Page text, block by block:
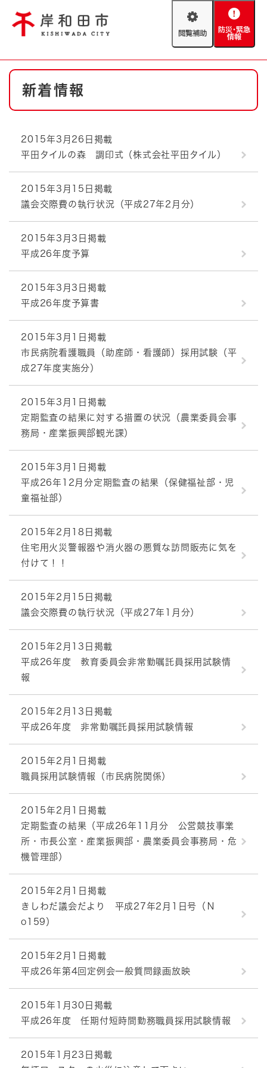
閲
助
防
緊
やさしい日本語
文字サイズ 標準 拡大
背景色変更 白 黒 青
防災・緊急情報
ハザードマップ AED設置箇所
とじる
本
新着情報
2015年3月26日掲載
平田タイルの森 調印式（株式会社平田タイル）
2015年3月15日掲載
議会交際費の執行状況（平成27年2月分）
2015年3月3日掲載
平成26年度予算
2015年3月3日掲載
平成26年度予算書
2015年3月1日掲載
市民病院看護職員（助産師・看護師）採用試験（平
成27年度実施分）
2015年3月1日掲載
定期監査の結果に対する措置の状況（農業委員会事
務局・産業振興部観光課）
2015年3月1日掲載
平成26年12月分定期監査の結果（保健福祉部・児
童福祉部）
2015年2月18日掲載
住宅用火災警報器や消火器の悪質な訪問販売に気を
付けて！！
2015年2月15日掲載
議会交際費の執行状況（平成27年1月分）
2015年2月13日掲載
平成26年度 教育委員会非常勤嘱託員採用試験情
報
2015年2月13日掲載
平成26年度 非常勤嘱託員採用試験情報
2015年2月1日掲載
職員採用試験情報（市民病院関係）
2015年2月1日掲載
定期監査の結果（平成26年11月分 公営競技事業
所・市長公室・産業振興部・農業委員会事務局・危
機管理部）
2015年2月1日掲載
きしわだ議会だより 平成27年2月1日号（Ｎ
o159）
2015年2月1日掲載
平成26年第4回定例会一般質問録画放映
2015年1月30日掲載
平成26年度 任期付短時間勤務職員採用試験情報
2015年1月23日掲載